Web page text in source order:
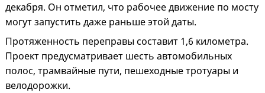
декабря. Он отметил, что рабочее движение по мосту
могут запустить даже раньше этой даты.
Протяженность переправы составит 1,6 километра.
Проект предусматривает шесть автомобильных
полос, трамвайные пути, пешеходные тротуары и
велодорожки.